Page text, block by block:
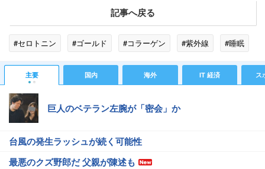
記事へ戻る
#セロトニン #ゴールド #コラーゲン #紫外線 #睡眠
主要 国内 海外 IT 経済 ス
巨人のベテラン左腕が「密会」か
台風の発生ラッシュが続く可能性
最悪のクズ野郎だ 父親が陳述も